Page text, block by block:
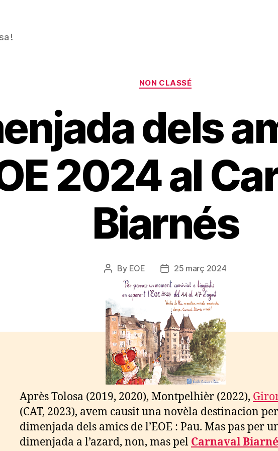
!
Categories
NON CLASSÉ
dels
2024 al
Biarnés
Post
author
By EOE
Post
date
25 març 2024
Après Tolosa (2019, 2020), Montpelhièr (2022),
(CAT, 2023), avem causit una novèla destinacion
dimenjada dels amics de l’EOE : Pau. Mas pas per
dimenjada a l’azard, non, mas pel Carnaval